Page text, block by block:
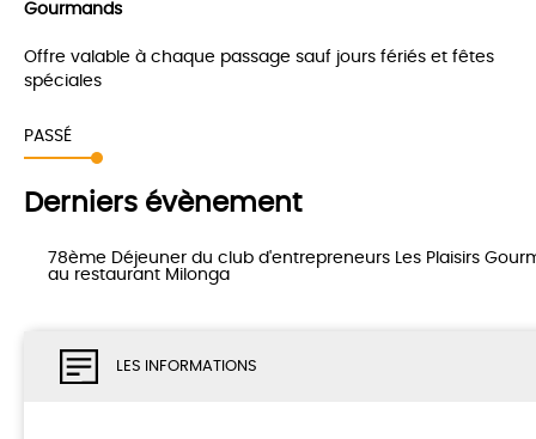
LES INFORMATIONS
Gourmands
Offre valable à chaque passage sauf jours fériés et fêtes
spéciales
PASSÉ
Derniers évènement
78ème Déjeuner du club d'entrepreneurs Les Plaisirs
au restaurant Milonga